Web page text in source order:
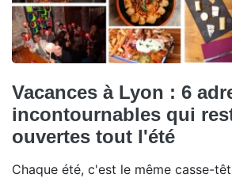
Vacances à Lyon : 6
incontournables qui
ouvertes tout l'été
Chaque été, c'est le même casse-